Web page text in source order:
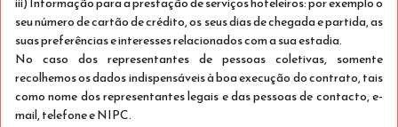
Exclusivo para Mobile
Stay Double 5% desconto
Dormem 2
Ver detalhes Apenas 2 quartos disponíveis
seu número de cartão de crédito, os seus dias de chegada e partida, as
suas preferências e interesses relacionados com a sua estadia.
No caso dos representantes de pessoas coletivas, somente
recolhemos os dados indispensáveis à boa execução do contrato, tais
como nome dos representantes legais e das pessoas de contacto, e-
mail, telefone e NIPC.